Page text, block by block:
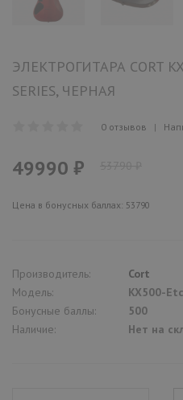
ЭЛЕКТРОГИТАРА CORT
SERIES, ЧЕРНАЯ
0 отзывов |
49990 ₽
Цена в бонусных баллах: 53790
Производитель:
Cort
Модель:
KX500-
Бонусные баллы:
500
Наличие:
Нет на